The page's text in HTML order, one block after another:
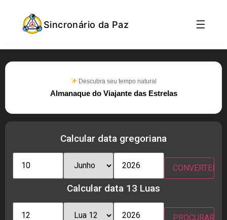
Sincronário da Paz ☰
Descubra seu tempo natural
Almanaque do Viajante das Estrelas
Calcular data gregoriana
Calcular data 13 Luas